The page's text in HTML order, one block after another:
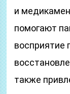
и
помогают
восприятие
также